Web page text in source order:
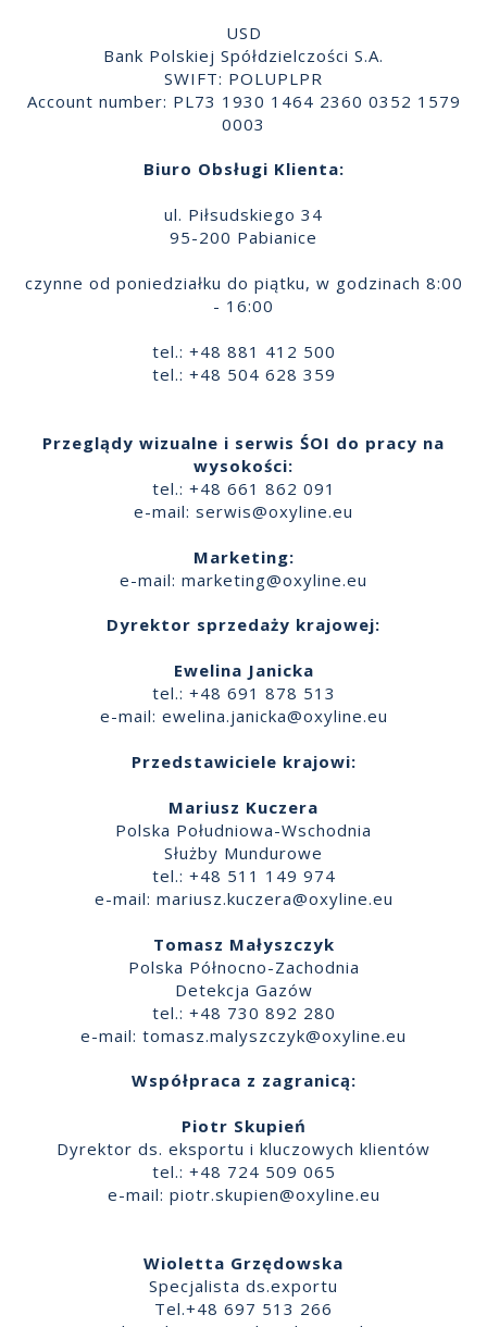
USD
Bank Polskiej Spółdzielczości S.A.
SWIFT: POLUPLPR
Account number: PL73 1930 1464 2360 0352 1579
0003
Biuro Obsługi Klienta:
ul. Piłsudskiego 34
95-200 Pabianice
czynne od poniedziałku do piątku, w godzinach 8:00
- 16:00
tel.: +48 881 412 500
tel.: +48 504 628 359
Przeglądy wizualne i serwis ŚOI do pracy na
wysokości:
tel.: +48 661 862 091
e-mail: serwis@oxyline.eu
Marketing:
e-mail: marketing@oxyline.eu
Dyrektor sprzedaży krajowej:
Ewelina Janicka
tel.: +48 691 878 513
e-mail: ewelina.janicka@oxyline.eu
Przedstawiciele krajowi:
Mariusz Kuczera
Polska Południowa-Wschodnia
Służby Mundurowe
tel.: +48 511 149 974
e-mail: mariusz.kuczera@oxyline.eu
Tomasz Małyszczyk
Polska Północno-Zachodnia
Detekcja Gazów
tel.: +48 730 892 280
e-mail: tomasz.malyszczyk@oxyline.eu
Współpraca z zagranicą:
Piotr Skupień
Dyrektor ds. eksportu i kluczowych klientów
tel.: +48 724 509 065
e-mail: piotr.skupien@oxyline.eu
Wioletta Grzędowska
Specjalista ds.exportu
Tel.+48 697 513 266